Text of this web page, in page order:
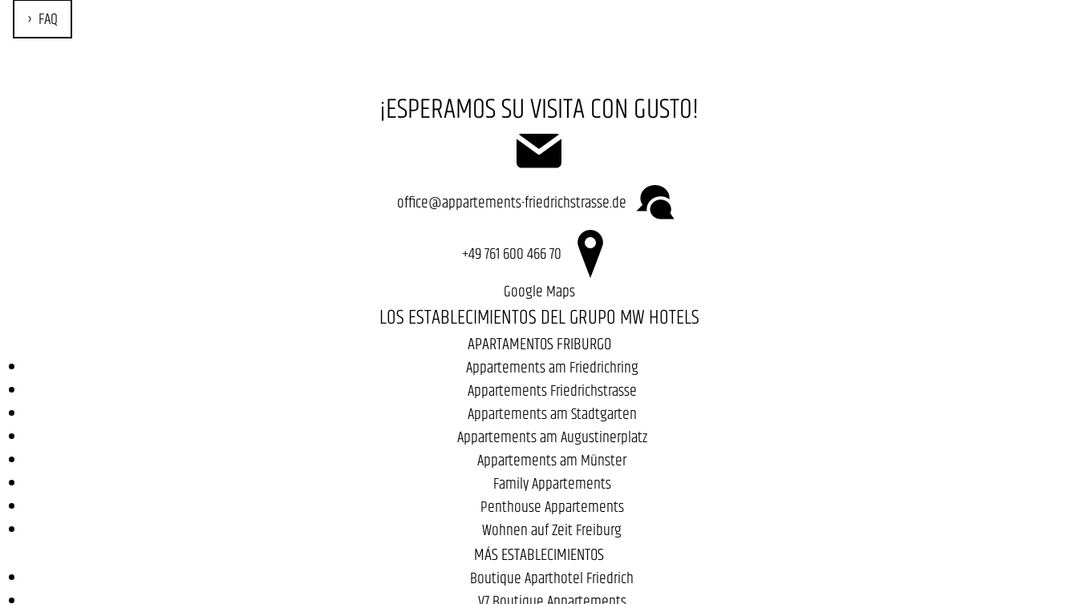
FAQ
¡ESPERAMOS SU VISITA CON GUSTO!
office@appartements-friedrichstrasse.de
+49 761 600 466 70
Google Maps
LOS ESTABLECIMIENTOS DEL GRUPO MW HOTELS
APARTAMENTOS FRIBURGO
Appartements am Friedrichring
Appartements Friedrichstrasse
Appartements am Stadtgarten
Appartements am Augustinerplatz
Appartements am Münster
Family Appartements
Penthouse Appartements
Wohnen auf Zeit Freiburg
MÁS ESTABLECIMIENTOS
Boutique Aparthotel Friedrich